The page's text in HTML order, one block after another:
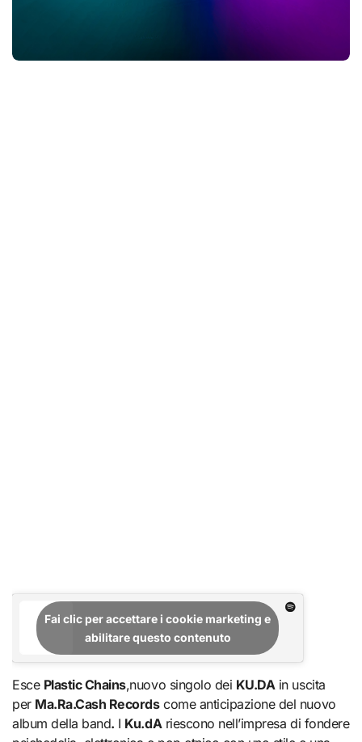
Fai clic per accettare i cookie marketing e
abilitare questo contenuto
Esce Plastic Chains,nuovo singolo dei KU.DAin uscita
per Ma.Ra.Cash Recordscome anticipazione del nuovo
album della band. I Ku.dAriescono nell’impresa di fondere